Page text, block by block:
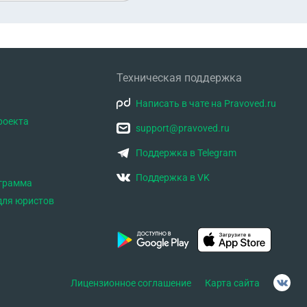
юристов
Техническая поддержка
Написать в чате на Pravoved.ru
support@pravoved.ru
Поддержка в Telegram
Поддержка в VK
Лицензионное соглашение Карта сайта